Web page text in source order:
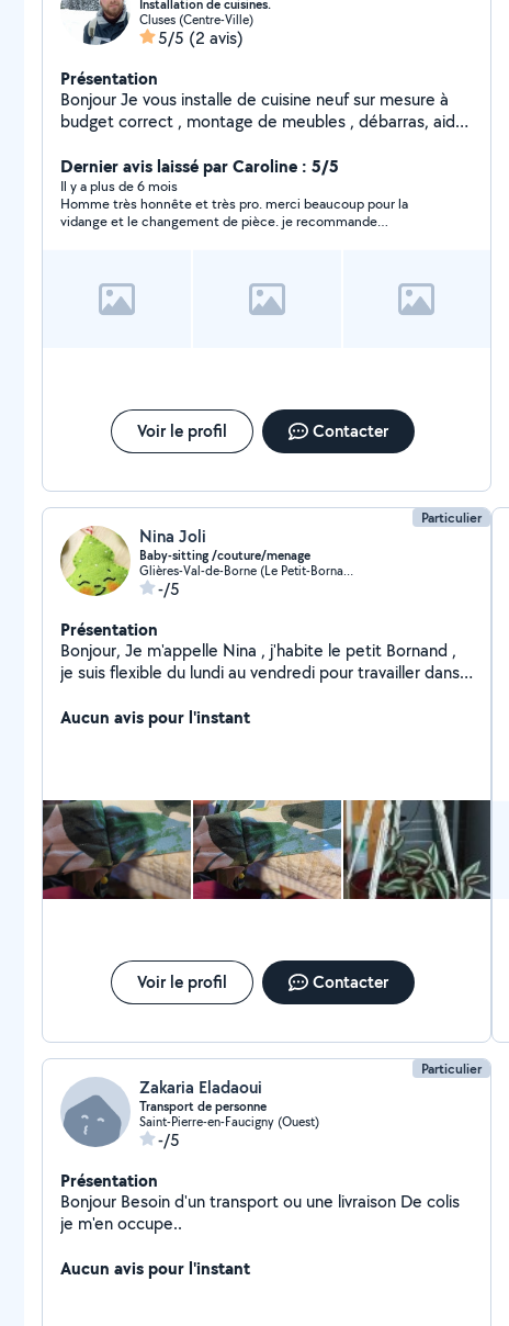
Installation de cuisines.
Cluses (Centre-Ville)
5/5 (2 avis)
Présentation
Bonjour Je vous installe de cuisine neuf sur mesure à
budget correct , montage de meubles , débarras, aide
Livraison des petits meuble, Si vous êtes intéressé de
mes prestations veuillez contacter moi via message.
Bien cordialement Mago
Dernier avis laissé par Caroline : 5/5
Il y a plus de 6 mois
Homme très honnête et très pro. merci beaucoup pour la
vidange et le changement de pièce. je recommande
Voir le profil Contacter
Particulier
Nina Joli
Baby-sitting /couture/menage
Glières-Val-de-Borne (Le Petit-Bornand-les-Glières)
-/5
Présentation
Bonjour, Je m'appelle Nina , j'habite le petit Bornand ,
je suis flexible du lundi au vendredi pour travailler dans
etc), j'ai de l'expérience Ainsi que je pourrais garder les
Cordialement
Aucun avis pour l'instant
Voir le profil Contacter
Particulier
Zakaria Eladaoui
Transport de personne
Saint-Pierre-en-Faucigny (Ouest)
-/5
Présentation
Bonjour Besoin d'un transport ou une livraison De colis
je m'en occupe..
Aucun avis pour l'instant